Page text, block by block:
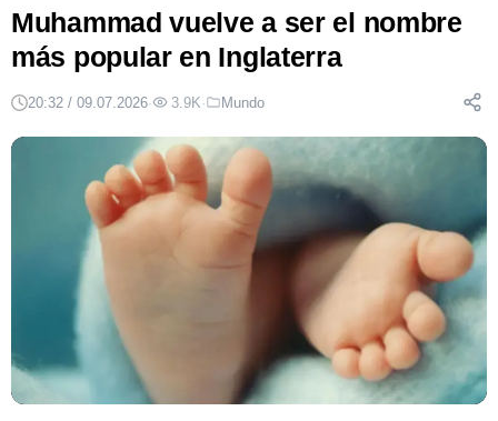
Muhammad vuelve a ser el nombre
más popular en Inglaterra
20:32 / 09.07.2026· 3.9K· Mundo